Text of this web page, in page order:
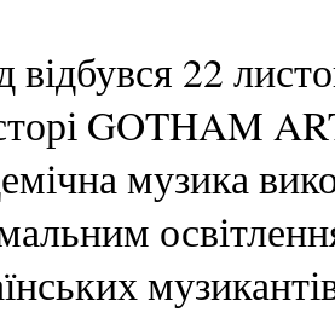
відбувся 22
GOTHAM
музика